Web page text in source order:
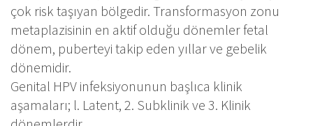
çok risk taşıyan bölgedir. Transformasyon zonu
metaplazisinin en aktif olduğu dönemler fetal
dönem, puberteyi takip eden yıllar ve gebelik
dönemidir.
Genital HPV infeksiyonunun başlıca klinik
aşamaları; l. Latent, 2. Subklinik ve 3. Klinik